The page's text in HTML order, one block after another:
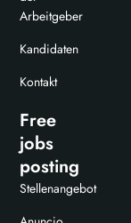
Arbeitgeber
Kandidaten
Kontakt
Free
jobs
posting
Stellenangebot